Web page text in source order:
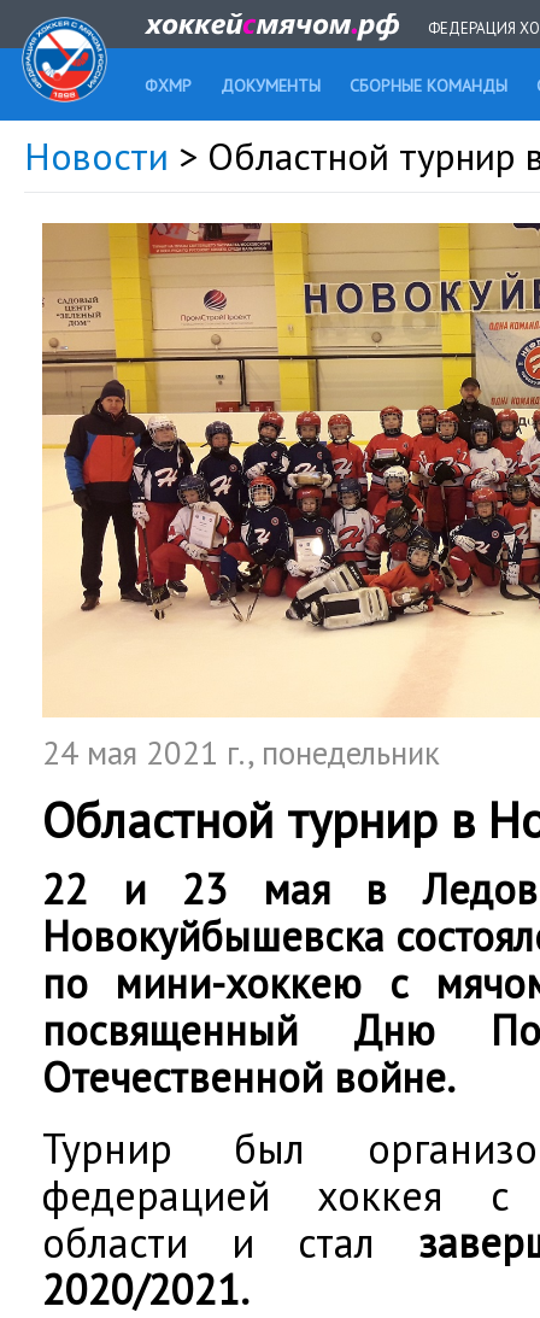
ФЕДЕРАЦИЯ
ФХМР ДОКУМЕНТЫ СБОРНЫЕ КОМАНДЫ
Новости > Областной
24 мая 2021 г., понедельник
Областной турнир в
22 и 23 мая в
Новокуйбышевска
по мини-хоккею с
посвященный Дню
Отечественной войне.
Турнир был
федерацией хоккея
области и стал
2020/2021.